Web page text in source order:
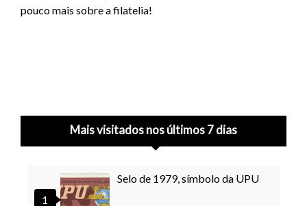
pouco mais sobre a filatelia!
Mais visitados nos últimos 7 dias
Selo de 1979, símbolo da UPU